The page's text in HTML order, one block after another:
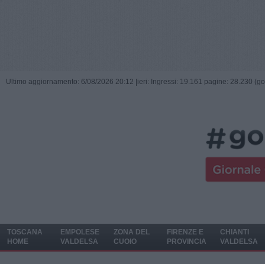
Ultimo aggiornamento: 6/08/2026 20:12 | ieri: Ingressi: 19.161 pagine: 28.230
TOSCANA
HOME
EMPOLESE
VALDELSA
ZONA DEL
CUOIO
FIRENZE E
PROVINCIA
CHIANTI
VALDELSA